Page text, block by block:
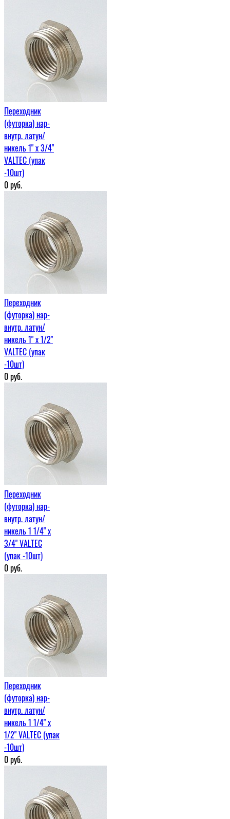
Переходник
(футорка) нар-
внутр. латун/
никель 1" х 3/4"
VALTEC (упак
-10шт)
0руб.
Переходник
(футорка) нар-
внутр. латун/
никель 1" х 1/2"
VALTEC (упак
-10шт)
0руб.
Переходник
(футорка) нар-
внутр. латун/
никель 1 1/4" х
3/4" VALTEC
(упак -10шт)
0руб.
Переходник
(футорка) нар-
внутр. латун/
никель 1 1/4" х
1/2" VALTEC (упак
-10шт)
0руб.